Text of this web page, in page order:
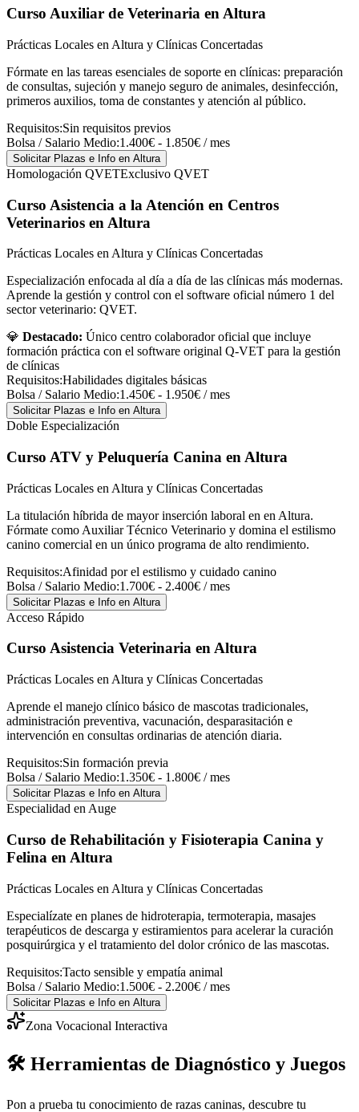
Curso Auxiliar de Veterinaria en Altura
Prácticas Locales en Altura y Clínicas Concertadas
Fórmate en las tareas esenciales de soporte en clínicas: preparación
de consultas, sujeción y manejo seguro de animales, desinfección,
primeros auxilios, toma de constantes y atención al público.
Requisitos:Sin requisitos previos
Bolsa / Salario Medio:1.400€ - 1.850€ / mes
Solicitar Plazas e Info en Altura
Homologación QVETExclusivo QVET
Curso Asistencia a la Atención en Centros
Veterinarios en Altura
Prácticas Locales en Altura y Clínicas Concertadas
Especialización enfocada al día a día de las clínicas más modernas.
Aprende la gestión y control con el software oficial número 1 del
sector veterinario: QVET.
💎 Destacado: Único centro colaborador oficial que incluye
formación práctica con el software original Q-VET para la gestión
de clínicas
Requisitos:Habilidades digitales básicas
Bolsa / Salario Medio:1.450€ - 1.950€ / mes
Solicitar Plazas e Info en Altura
Doble Especialización
Curso ATV y Peluquería Canina en Altura
Prácticas Locales en Altura y Clínicas Concertadas
La titulación híbrida de mayor inserción laboral en en Altura.
Fórmate como Auxiliar Técnico Veterinario y domina el estilismo
canino comercial en un único programa de alto rendimiento.
Requisitos:Afinidad por el estilismo y cuidado canino
Bolsa / Salario Medio:1.700€ - 2.400€ / mes
Solicitar Plazas e Info en Altura
Acceso Rápido
Curso Asistencia Veterinaria en Altura
Prácticas Locales en Altura y Clínicas Concertadas
Aprende el manejo clínico básico de mascotas tradicionales,
administración preventiva, vacunación, desparasitación e
intervención en consultas ordinarias de atención diaria.
Requisitos:Sin formación previa
Bolsa / Salario Medio:1.350€ - 1.800€ / mes
Solicitar Plazas e Info en Altura
Especialidad en Auge
Curso de Rehabilitación y Fisioterapia Canina y
Felina en Altura
Prácticas Locales en Altura y Clínicas Concertadas
Especialízate en planes de hidroterapia, termoterapia, masajes
terapéuticos de descarga y estiramientos para acelerar la curación
posquirúrgica y el tratamiento del dolor crónico de las mascotas.
Requisitos:Tacto sensible y empatía animal
Bolsa / Salario Medio:1.500€ - 2.200€ / mes
Solicitar Plazas e Info en Altura
Zona Vocacional Interactiva
🛠️ Herramientas de Diagnóstico y Juegos
Pon a prueba tu conocimiento de razas caninas, descubre tu